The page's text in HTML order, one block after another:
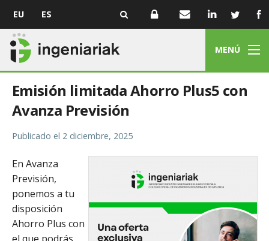
EU ES
MENÚ
Emisión limitada Ahorro Plus5 con
Avanza Previsión
Publicado el 2 diciembre, 2025
En Avanza
Previsión,
ponemos a tu
disposición
Ahorro Plus con